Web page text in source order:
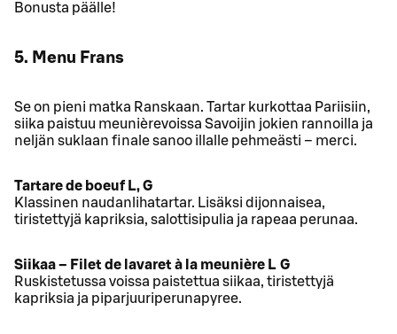
Bonusta päälle!
5. Menu Frans
Se on pieni matka Ranskaan. Tartar kurkottaa Pariisiin,
siika paistuu meunièrevoissa Savoijin jokien rannoilla ja
neljän suklaan finale sanoo illalle pehmeästi – merci.
Tartare de boeuf L, G
Klassinen naudanlihatartar. Lisäksi dijonnaisea,
tiristettyjä kapriksia, salottisipulia ja rapeaa perunaa.
Siikaa – Filet de lavaret à la meunière L G
Ruskistetussa voissa paistettua siikaa, tiristettyjä
kapriksia ja piparjuuriperunapyree.